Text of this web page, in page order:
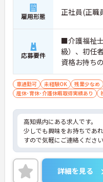
雇用形態 正社員(正職
応募要件
■介護福祉
級）、初任
資格お持ち
車通勤可 未経験OK 残業少なめ
産休･育休･介護休暇取得実績あり
高知県内にある求人です。
少しでも興味をお持ちであ
すので気軽にご連絡ください
正社員は病院のものをそれ
デイサービスに関しては夜
ださい。
詳細を見る